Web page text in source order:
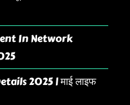
In Network
2025 | माई लाइफ